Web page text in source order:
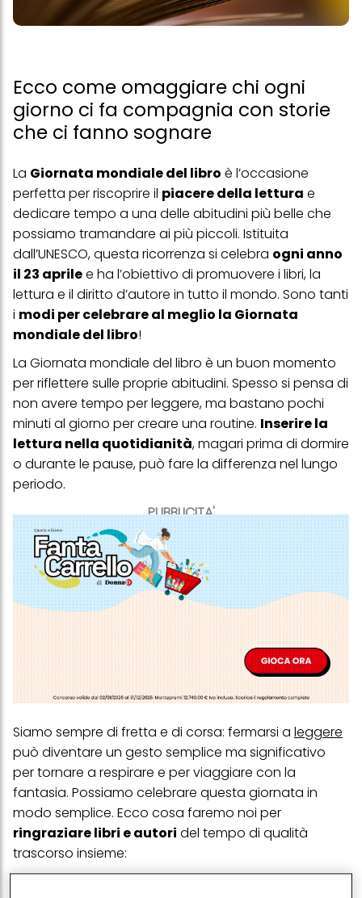
Ecco come omaggiare chi ogni
giorno ci fa compagnia con storie
che ci fanno sognare
PUBBLICITA'
La Giornata mondiale del libro è l’occasione
perfetta per riscoprire il piacere della lettura e
dedicare tempo a una delle abitudini più belle che
possiamo tramandare ai più piccoli. Istituita
dall’UNESCO, questa ricorrenza si celebra ogni anno
il 23 aprilee ha l’obiettivo di promuovere i libri, la
lettura e il diritto d’autore in tutto il mondo. Sono tanti
i modi per celebrare al meglio la Giornata
mondiale del libro!
La Giornata mondiale del libro è un buon momento
per riflettere sulle proprie abitudini. Spesso si pensa di
non avere tempo per leggere, ma bastano pochi
minuti al giorno per creare una routine. Inserire la
lettura nella quotidianità, magari prima di dormire
o durante le pause, può fare la differenza nel lungo
periodo.
Siamo sempre di fretta e di corsa: fermarsi a leggere
può diventare un gesto semplice ma significativo
per tornare a respirare e per viaggiare con la
fantasia. Possiamo celebrare questa giornata in
modo semplice. Ecco cosa faremo noi per
ringraziare libri e autori del tempo di qualità
trascorso insieme: